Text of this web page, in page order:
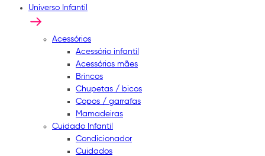
Universo Infantil
Acessórios
Acessório infantil
Acessórios mães
Brincos
Chupetas / bicos
Copos / garrafas
Mamadeiras
Cuidado Infantil
Condicionador
Cuidados